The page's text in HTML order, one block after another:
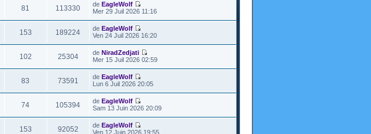
81 113330 de EagleWolf
Mer 29 Juil 2026 11:16
153 189224 de EagleWolf
Ven 24 Juil 2026 16:20
102 25304 de NiradZedjati
Mer 15 Juil 2026 02:59
83 73591 de EagleWolf
Lun 6 Juil 2026 20:05
74 105394 de EagleWolf
Sam 13 Juin 2026 20:09
153 92052 de EagleWolf
Ven 12 Juin 2026 19:55